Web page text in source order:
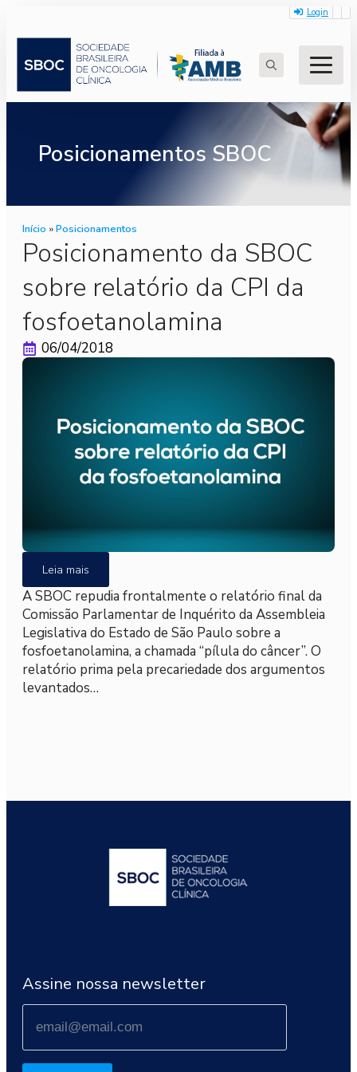
Login
for:
Posicionamentos SBOC
Início »Posicionamentos
Posicionamento da SBOC
sobre relatório da CPI da
fosfoetanolamina
06/04/2018
Leia mais
A SBOC repudia frontalmente o relatório final da
Comissão Parlamentar de Inquérito da Assembleia
Legislativa do Estado de São Paulo sobre a
fosfoetanolamina, a chamada “pílula do câncer”. O
relatório prima pela precariedade dos argumentos
levantados…
Assine nossa newsletter